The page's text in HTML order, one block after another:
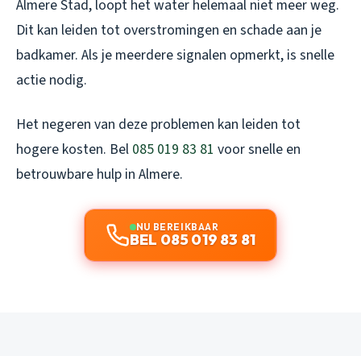
Almere Stad, loopt het water helemaal niet meer weg.
Dit kan leiden tot overstromingen en schade aan je
badkamer. Als je meerdere signalen opmerkt, is snelle
actie nodig.
Het negeren van deze problemen kan leiden tot
hogere kosten. Bel 085 019 83 81 voor snelle en
betrouwbare hulp in Almere.
NU BEREIKBAAR
BEL 085 019 83 81